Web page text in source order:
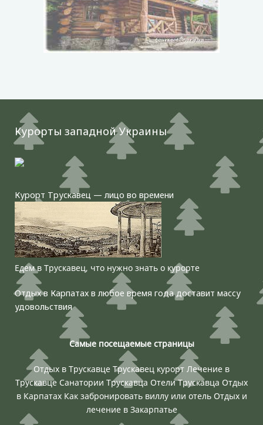
Курорты западной Украины
Курорт Трускавец — лицо во времени
Едем в Трускавец, что нужно знать о курорте
Отдых в Карпатах в любое время года доставит массу
удовольствия
Самые посещаемые страницы
Отдых в Трускавце Трускавец курорт Лечение в
Трускавце Санатории Трускавца Отели Трускавца Отдых
в Карпатах Как забронировать виллу или отель Отдых и
лечение в Закарпатье